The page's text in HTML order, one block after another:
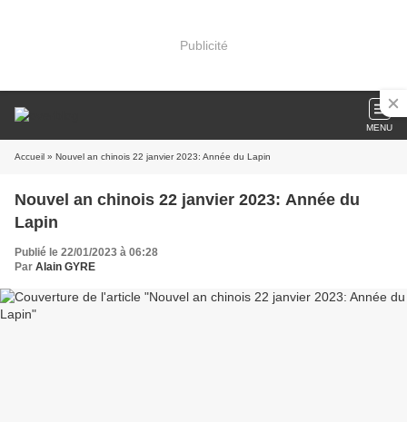
Publicité
MENU
Accueil » Nouvel an chinois 22 janvier 2023: Année du Lapin
Nouvel an chinois 22 janvier 2023: Année du
Lapin
Publié le 22/01/2023 à 06:28
Par Alain GYRE